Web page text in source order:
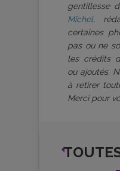
gentillesse
Michel,
certaines
pas ou ne
les crédits
ou ajoutés.
à retirer
Merci pour